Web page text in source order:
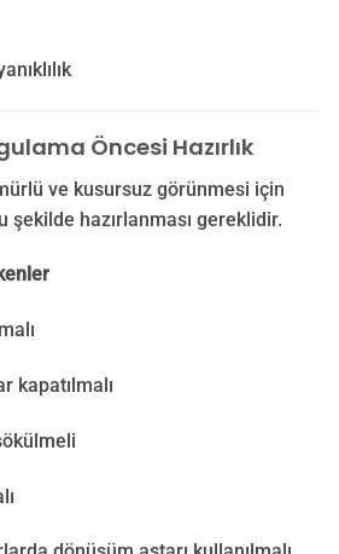
Öncesi Hazırlık
ve kusursuz görünmesi için
şekilde hazırlanması gereklidir.
kapatılmalı